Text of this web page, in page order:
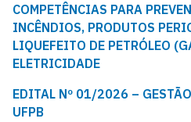
COMPETÊNCIAS PARA
INCÊNDIOS, PRODUTOS
LIQUEFEITO DE PETRÓLEO
ELETRICIDADE
EDITAL Nº 01/2026 –
UFPB